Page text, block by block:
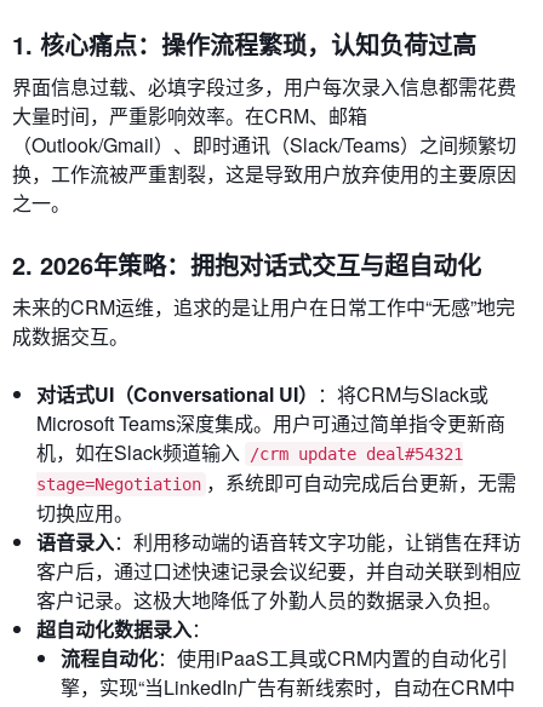
1. 核心痛点：操作流程繁琐，认知负荷过高
界面信息过载、必填字段过多，用户每次录入信息都需花费
大量时间，严重影响效率。在CRM、邮箱
（Outlook/Gmail）、即时通讯（Slack/Teams）之间频繁切
换，工作流被严重割裂，这是导致用户放弃使用的主要原因
之一。
2. 2026年策略：拥抱对话式交互与超自动化
未来的CRM运维，追求的是让用户在日常工作中“无感”地完
成数据交互。
对话式UI（Conversational UI） ：将CRM与Slack或
Microsoft Teams深度集成。用户可通过简单指令更新商
机，如在Slack频道输入
/crm update deal#54321
stage=Negotiation ，系统即可自动完成后台更新，无需
切换应用。
语音录入：利用移动端的语音转文字功能，让销售在拜访
客户后，通过口述快速记录会议纪要，并自动关联到相应
客户记录。这极大地降低了外勤人员的数据录入负担。
超自动化数据录入：
流程自动化：使用iPaaS工具或CRM内置的自动化引
擎，实现“当LinkedIn广告有新线索时，自动在CRM中